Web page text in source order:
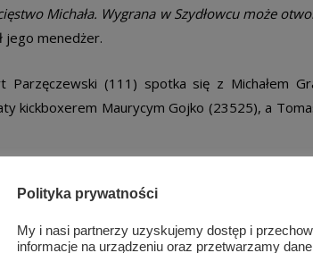
Michała. Wygrana w Szydłowcu może
jego menedżer.
Parzęczewski (11­1) spotka się z Michałem
kickboxerem Maurycym Gojko (23­52­5), a
dlatego nie zabraknie też potyczek z udziałem
Mariusz Grabowski. Szydłowiec
trzymajmy kciuki za naszych reprezentantów,
Polityka prywatności
My i nasi partnerzy uzyskujemy dostęp i
informacje na urządzeniu oraz przetwarzamy